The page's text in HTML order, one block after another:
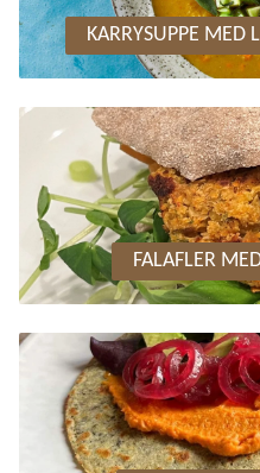
KARRYSUPPE MED
FALAFLER